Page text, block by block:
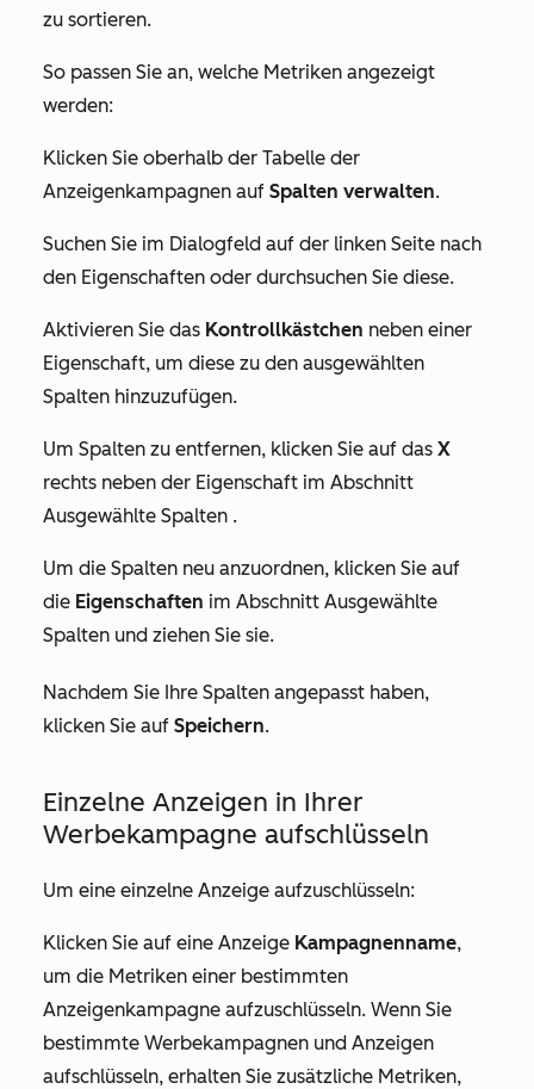
zu sortieren.
So passen Sie an, welche Metriken angezeigt
werden:
Klicken Sie oberhalb der Tabelle der
Anzeigenkampagnen auf Spalten verwalten.
Suchen Sie im Dialogfeld auf der linken Seite nach
den Eigenschaften oder durchsuchen Sie diese.
Aktivieren Sie das Kontrollkästchen neben einer
Eigenschaft, um diese zu den ausgewählten
Spalten hinzuzufügen.
Um Spalten zu entfernen, klicken Sie auf das X
rechts neben der Eigenschaft im Abschnitt
Ausgewählte Spalten .
Um die Spalten neu anzuordnen, klicken Sie auf
die Eigenschaften im Abschnitt Ausgewählte
Spalten und ziehen Sie sie.
Nachdem Sie Ihre Spalten angepasst haben,
klicken Sie auf Speichern.
Einzelne Anzeigen in Ihrer
Werbekampagne aufschlüsseln
Um eine einzelne Anzeige aufzuschlüsseln:
Klicken Sie auf eine Anzeige Kampagnenname,
um die Metriken einer bestimmten
Anzeigenkampagne aufzuschlüsseln. Wenn Sie
bestimmte Werbekampagnen und Anzeigen
aufschlüsseln, erhalten Sie zusätzliche Metriken,